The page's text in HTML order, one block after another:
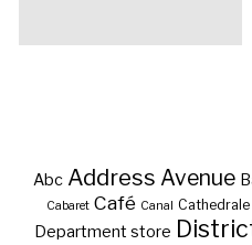
Abc Address Avenue
Cabaret Café Canal Cathedrale
Department store